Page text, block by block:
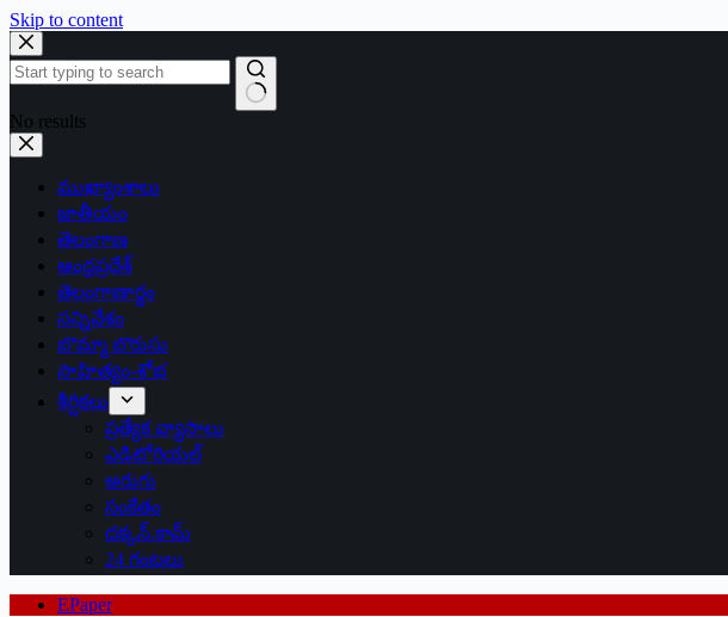
Skip to content
No results
ముఖ్యాంశాలు
జాతీయం
తెలంగాణ
ఆంధ్రప్రదేశ్
తెలంగాణార్థం
సన్నివేశం
బొమ్మా బొరుసు
సాహిత్యం-శోభ
శీర్షికలు
ప్రత్యేక వ్యాసాలు
ఎడిటోరియల్
అరుగు
సంకేతం
దక్కన్.కామ్
24 గంటలు
EPaper